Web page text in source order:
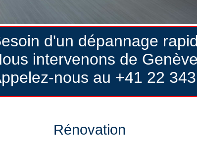
d'un dépannage
intervenons de
nous au +41 22
Rénovation